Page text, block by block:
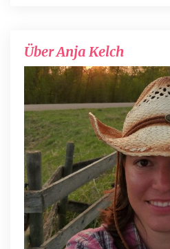
Über Anja Kelch